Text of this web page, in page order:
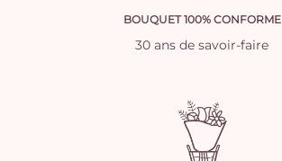
BOUQUET 100% CONFORME
30 ans de savoir-faire